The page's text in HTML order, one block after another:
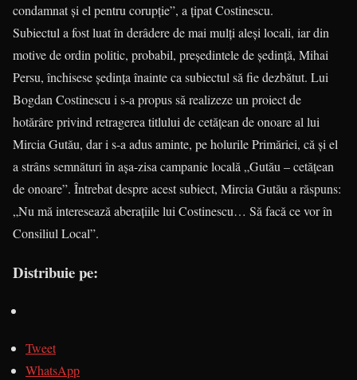
condamnat şi el pentru corupţie”, a ţipat Costinescu.
Subiectul a fost luat în derâ­dere de mai mulţi aleşi locali, iar din
motive de ordin politic, pro­babil, preşedintele de şedinţă, Mi­hai
Persu, închisese şedinţa înainte ca subiectul să fie dezbătut. Lui
Bogdan Costinescu i s-a propus să realizeze un proiect de
hotărâre privind retragerea titlului de cetă­ţean de onoare al lui
Mircia Gutău, dar i s-a adus aminte, pe holurile Pri­măriei, că şi el
a strâns sem­nă­turi în aşa-zisa campanie locală „Gutău – cetăţean
de onoare”. Întrebat despre acest subiect, Mir­cia Gutău a răspuns:
„Nu mă inte­resează aberaţiile lui Costinescu… Să facă ce vor în
Consiliul Local”.
Distribuie pe:
Tweet
WhatsApp